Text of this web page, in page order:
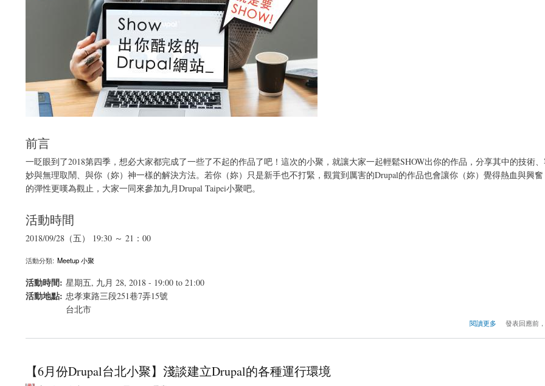
前言
一眨眼到了2018第四季，想必大家都完成了一些了不起的作品了吧！這次的小聚，就讓大家一起輕鬆SHOW出你的作品，分享其中的技術
妙與無理取鬧、與你（妳）神一樣的解決方法。若你（妳）只是新手也不打緊，觀賞到厲害的Drupal的作品也會讓你（妳）覺得熱血與興
的彈性更嘆為觀止，大家一同來參加九月Drupal Taipei小聚吧。
活動時間
2018/09/28（五） 19:30 ～ 21：00
活動分類: Meetup 小聚
活動時間: 星期五, 九月 28, 2018 - 19:00 to 21:00
活動地點: 忠孝東路三段251巷7弄15號
台北市
閱讀更多 發表回應前
【6月份Drupal台北小聚】淺談建立Drupal的各種運行環境